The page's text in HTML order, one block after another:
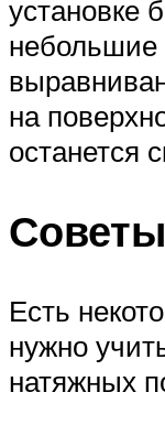
установке
небольшие
на
останется
Советы
Есть
нужно
натяжных